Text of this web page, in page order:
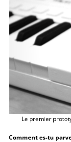
Le premier
Comment es-tu